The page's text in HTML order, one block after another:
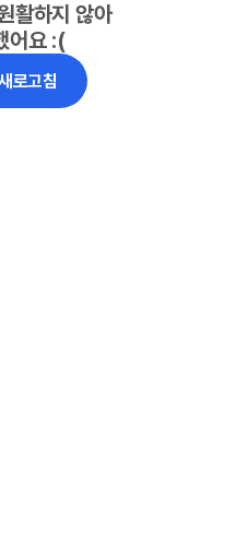
활하지 않아
어요 :(
로고침